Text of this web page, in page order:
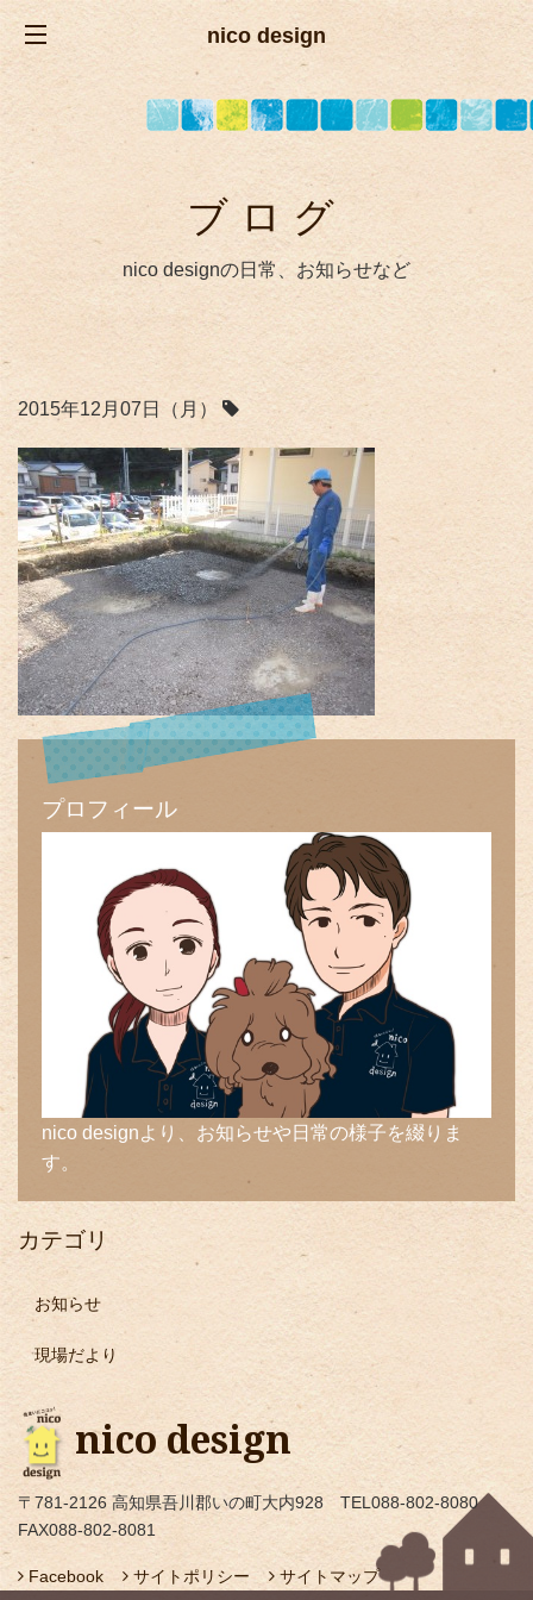
nico design
ブログ
nico designの日常、お知らせなど
2015年12月07日（月）
プロフィール
nico designより、お知らせや日常の様子を綴りま
す。
カテゴリ
お知らせ
現場だより
nico design
〒781-2126 高知県吾川郡いの町大内928 TEL088-802-8080
FAX088-802-8081
Facebook サイトポリシー サイトマップ